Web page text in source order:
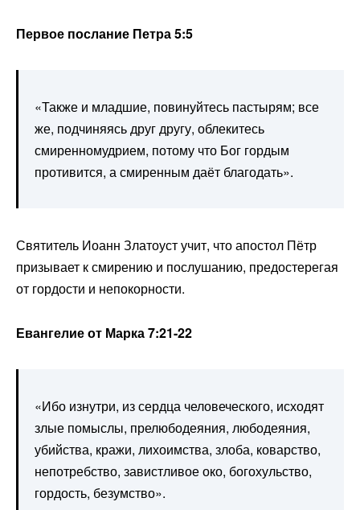
Первое послание Петра 5:5
«Также и младшие, повинуйтесь пастырям; все
же, подчиняясь друг другу, облекитесь
смиренномудрием, потому что Бог гордым
противится, а смиренным даёт благодать».
Святитель Иоанн Златоуст учит, что апостол Пётр
призывает к смирению и послушанию, предостерегая
от гордости и непокорности.
Евангелие от Марка 7:21-22
«Ибо изнутри, из сердца человеческого, исходят
злые помыслы, прелюбодеяния, любодеяния,
убийства, кражи, лихоимства, злоба, коварство,
непотребство, завистливое око, богохульство,
гордость, безумство».